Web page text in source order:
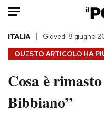
HOME
Italia
Politica
QUESTO ARTICOLO HA
ITALIA Giovedì 8 giugno
Cosa è
Bibbiano”